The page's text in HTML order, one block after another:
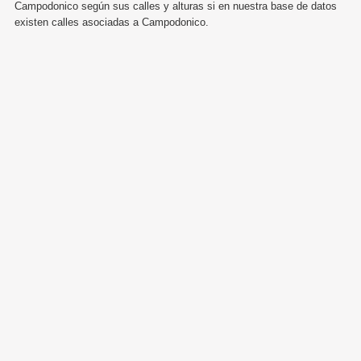
Campodonico según sus calles y alturas si en nuestra base de datos
existen calles asociadas a Campodonico.